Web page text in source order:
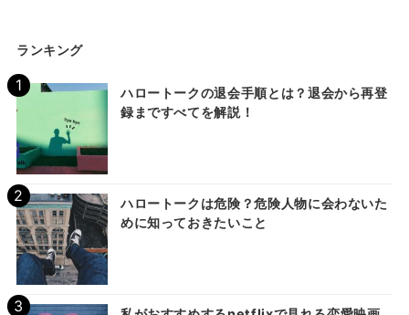
ランキング
ハロートークの退会手順とは？退会から再登
録まですべてを解説！
ハロートークは危険？危険人物に会わないた
めに知っておきたいこと